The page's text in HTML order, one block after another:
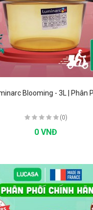
Blooming - 3L | Phân
(0)
0 VNĐ